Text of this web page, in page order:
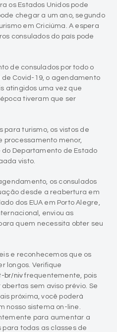
os Estados Unidos pode
chegar a um ano, segundo
em Criciúma. A espera
consulados do país pode
de consulados por todo o
Covid-19, o agendamento
atingidos uma vez que
tiveram que ser
para turismo, os vistos de
processamento menor,
Departamento de Estado
visto.
os consulados
desde a reabertura em
dos EUA em Porto Alegre,
enviou as
quem necessita obter seu
e reconhecemos que os
longos. Verifique
br/nivfrequentemente, pois
sem aviso prévio. Se
próxima, você poderá
nosso sistema on-line.
para aumentar a
todas as classes de